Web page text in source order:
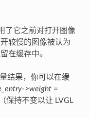
了它之前对打开图像
较慢的图像被认为
在缓存中。
结果，你可以在缓
>weight =
保持不变以让 LVGL